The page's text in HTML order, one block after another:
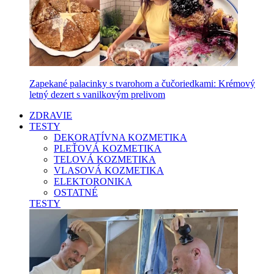
Zapekané palacinky s tvarohom a čučoriedkami: Krémový
letný dezert s vanilkovým prelivom
ZDRAVIE
TESTY
DEKORATÍVNA KOZMETIKA
PLEŤOVÁ KOZMETIKA
TELOVÁ KOZMETIKA
VLASOVÁ KOZMETIKA
ELEKTORONIKA
OSTATNÉ
TESTY